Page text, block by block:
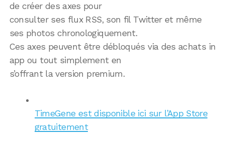
de créer des axes pour
consulter ses flux RSS, son fil Twitter et même
ses photos chronologiquement.
Ces axes peuvent être débloqués via des achats in
app ou tout simplement en
s’offrant la version premium.
TimeGene est disponible ici sur l’App Store
gratuitement